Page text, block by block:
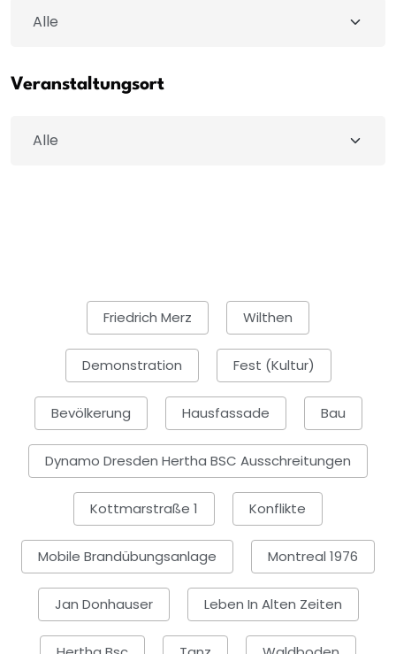
Veranstaltungsort
Friedrich Merz Wilthen
Demonstration Fest (Kultur)
Bevölkerung Hausfassade Bau
Dynamo Dresden Hertha BSC Ausschreitungen
Kottmarstraße 1 Konflikte
Mobile Brandübungsanlage Montreal 1976
Jan Donhauser Leben In Alten Zeiten